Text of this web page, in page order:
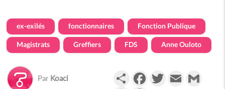
ex-exilés fonctionnaires Fonction Publique
Magistrats Greffiers FDS Anne Ouloto
Par Koaci PartagerFacebookTwitterEmail